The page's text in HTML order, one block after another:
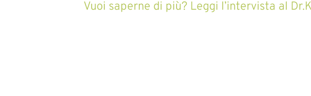
Vuoi saperne di più? Leggi l’intervista al